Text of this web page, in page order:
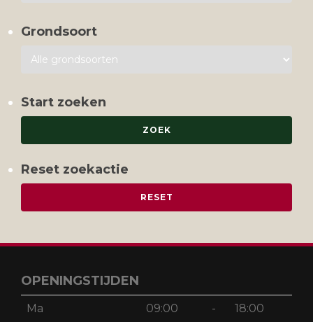
Grondsoort
Start zoeken
Reset zoekactie
OPENINGSTIJDEN
Ma 09:00 - 18:00